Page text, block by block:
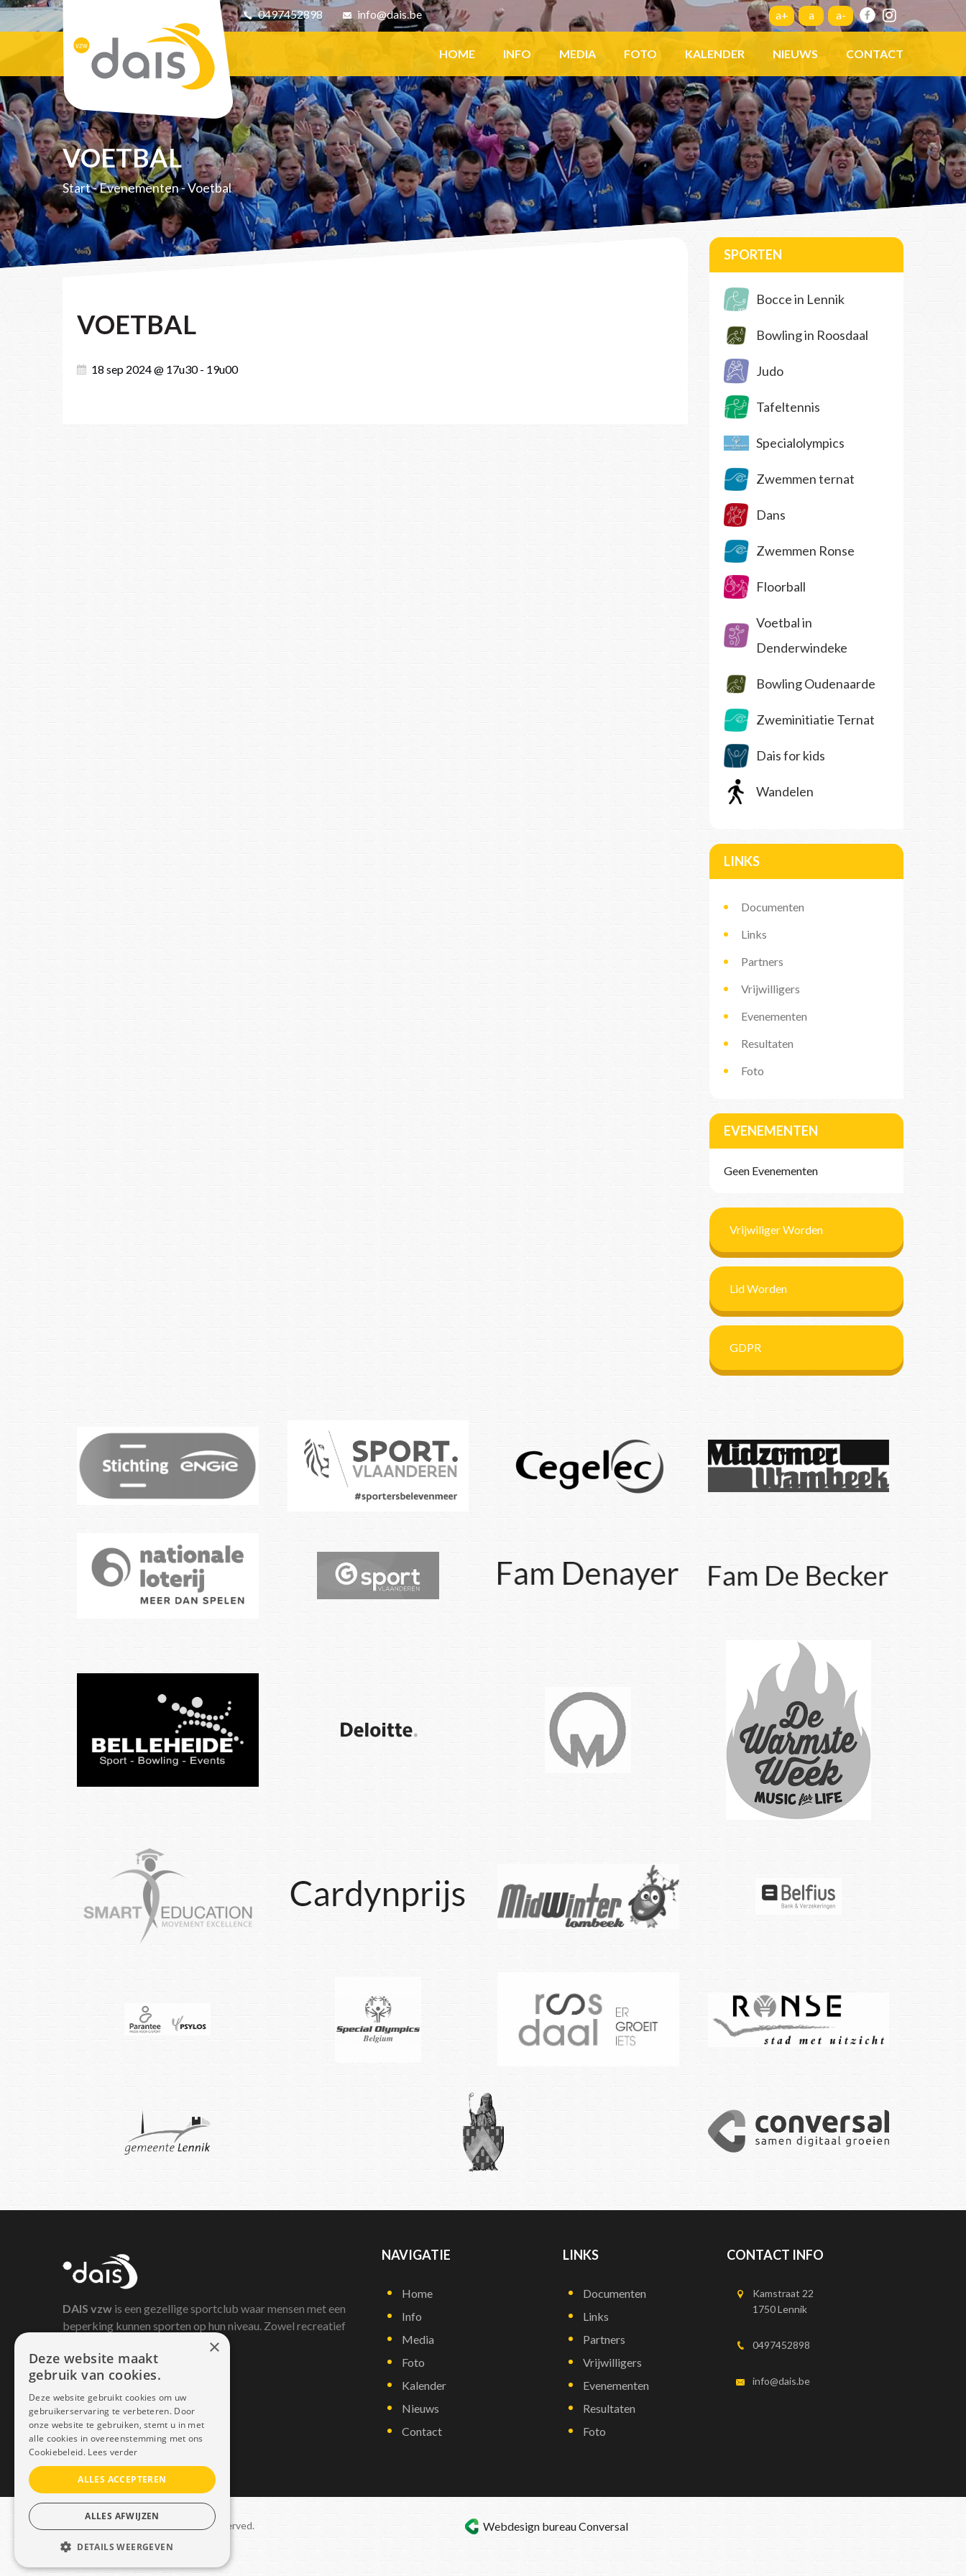
0497452898 info@dais.be Facebook a+ a a-
HOME INFO MEDIA FOTO KALENDER NIEUWS CONTACT
VOETBAL
Start-Evenementen-Voetbal
VOETBAL
18 sep 2024 @ 17u30 - 19u00
SPORTEN
Bocce in Lennik
Bowling in Roosdaal
Judo
Tafeltennis
Specialolympics
Zwemmen ternat
Dans
Zwemmen Ronse
Floorball
Voetbal in
Denderwindeke
Bowling Oudenaarde
Zweminitiatie Ternat
Dais for kids
Wandelen
LINKS
Documenten
Links
Partners
Vrijwilligers
Evenementen
Resultaten
Foto
EVENEMENTEN
Geen Evenementen
Vrijwiliger Worden
Lid Worden
GDPR
DAIS vzw is een gezellige sportclub waar mensen met een
beperking kunnen sporten op hun niveau. Zowel recreatief
NAVIGATIE
Home
Info
Media
Foto
Kalender
Nieuws
Contact
LINKS
Documenten
Links
Partners
Vrijwilligers
Evenementen
Resultaten
Foto
CONTACT INFO
Kamstraat 22
1750 Lennik
0497452898
info@dais.be
Copyright © 2021 Dais. All rights reserved.
Sitemap–GDPR
Webdesign bureauConversal
×
Deze website maakt
gebruik van cookies.
Deze website gebruikt cookies om uw
gebruikerservaring te verbeteren. Door
onze website te gebruiken, stemt u in met
alle cookies in overeenstemming met ons
Cookiebeleid. Lees verder
ALLES ACCEPTEREN
ALLES AFWIJZEN
DETAILS WEERGEVEN
STRIKT NOODZAKELIJK